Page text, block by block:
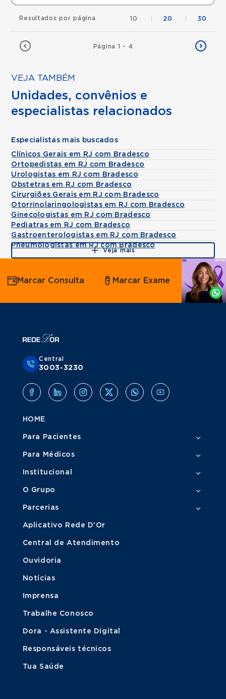
Página 1 - 4
Resultados por página 10 20 30
VEJA TAMBÉM
Unidades, convênios e
especialistas relacionados
Especialistas mais buscados
Clínicos Gerais em RJ com Bradesco
Ortopedistas em RJ com Bradesco
Urologistas em RJ com Bradesco
Obstetras em RJ com Bradesco
Cirurgiões Gerais em RJ com Bradesco
Otorrinolaringologistas em RJ com Bradesco
Ginecologistas em RJ com Bradesco
Pediatras em RJ com Bradesco
Gastroenterologistas em RJ com Bradesco
Pneumologistas em RJ com Bradesco
Veja mais
Agende
por
Whatsapp
Marcar Consulta Marcar Exame
Central
3003-3230
HOME
Para Pacientes
Para Médicos
Institucional
O Grupo
Parcerias
Aplicativo Rede D'Or
Central de Atendimento
Ouvidoria
Notícias
Imprensa
Trabalhe Conosco
Dora - Assistente Digital
Responsáveis técnicos
Tua Saúde